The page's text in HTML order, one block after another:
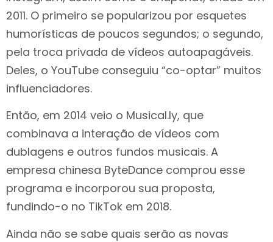
2011. O primeiro se popularizou por esquetes
humorísticas de poucos segundos; o segundo,
pela troca privada de vídeos autoapagáveis.
Deles, o YouTube conseguiu “co-optar” muitos
influenciadores.
Então, em 2014 veio o Musical.ly, que
combinava a interação de vídeos com
dublagens e outros fundos musicais. A
empresa chinesa ByteDance comprou esse
programa e incorporou sua proposta,
fundindo-o no TikTok em 2018.
Ainda não se sabe quais serão as novas